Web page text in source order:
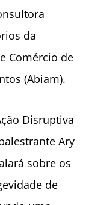
da
Comércio de
(Abiam).
Disruptiva
Ary
sobre os
de